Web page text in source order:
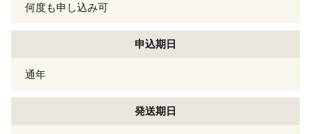
何度も申し込み可
申込期日
通年
発送期日